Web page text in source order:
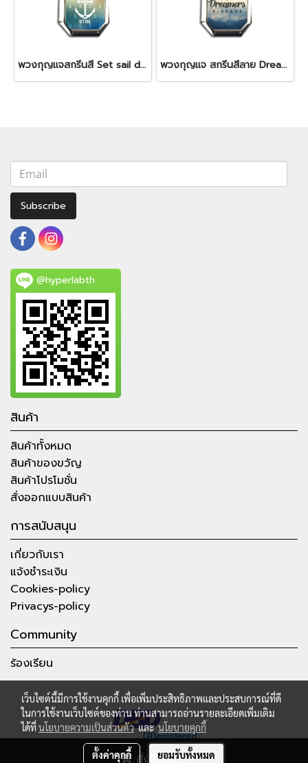
สั่งซื้อสินค้า
พวงกุญแจสกรีนสี Set sail design พวงกุญแจ สกรีนสีลาย Dreamer design
Subscribe
@hyperlabth
สินค้า
สินค้าทั้งหมด
สินค้าของขวัญ
สินค้าโปรโมชั่น
สั่งออกแบบสินค้า
การสนับสนุน
เกี่ยวกับเรา
แจ้งชำระเงิน
Cookies-policy
Privacys-policy
Community
ร้องเรียน
เว็บไซต์นี้มีการใช้งานคุกกี้ เพื่อเพิ่มประสิทธิภาพและประสบการณ์ที่ดี
ในการใช้งานเว็บไซต์ของท่าน ท่านสามารถอ่านรายละเอียดเพิ่มเติม
ได้ที่นโยบายความเป็นส่วนตัวและนโยบายคุกกี้
ตั้งค่าคุกกี้ ยอมรับทั้งหมด